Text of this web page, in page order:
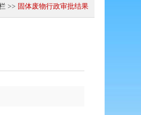
>> 固体废物行政审批结果